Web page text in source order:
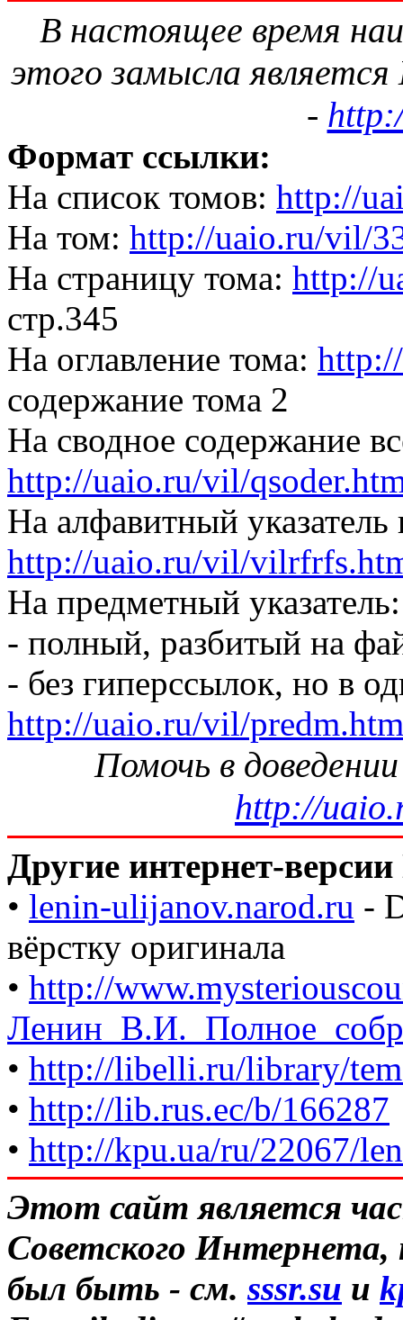
В настоящее время
этого замысла
-
Формат ссылки:
На список томов: http://
На том: http://uaio.ru/vil/
На страницу тома: http://
стр.345
На оглавление тома:
содержание тома 2
На сводное содержание
http://uaio.ru/vil/
На алфавитный указатель
http://uaio.ru/vil/
На предметный указатель:
- полный, разбитый на
- без гиперссылок, но в
http://uaio.ru/vil/predm.htm
Помочь в
http://
Другие интернет-
• lenin-ulijanov.narod.ru -
вёрстку оригинала
• http://
• http://libelli.ru/library/
• http://lib.rus.ec/b/166287
• http://kpu.ua/ru/22067/
Этот сайт является
Советского
был быть - см.sssr.su и